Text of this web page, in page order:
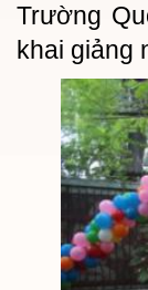
Trường
khai giảng